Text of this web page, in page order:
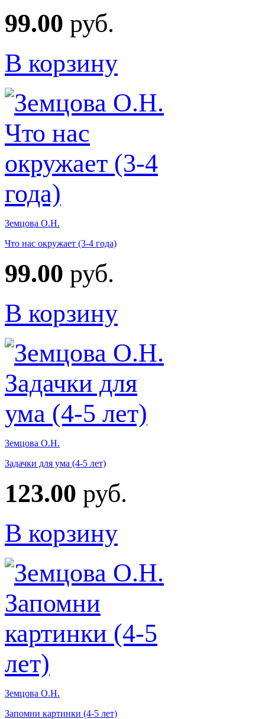
99.00 руб.
В корзину
Земцова О.Н.
Что нас окружает (3-4 года)
99.00 руб.
В корзину
Земцова О.Н.
Задачки для ума (4-5 лет)
123.00 руб.
В корзину
Земцова О.Н.
Запомни картинки (4-5 лет)